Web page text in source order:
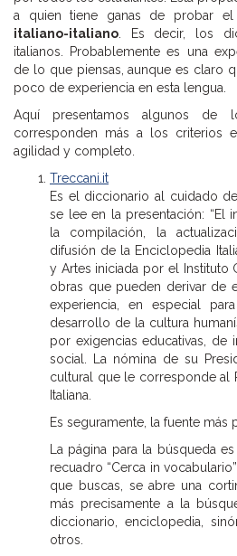
a quien tiene ganas de probar
italiano-italiano . Es decir, los
italianos. Probablemente es una
de lo que piensas, aunque es claro
poco de experiencia en esta lengua.
Aquí presentamos algunos de
corresponden más a los criterios
agilidad y completo.
Treccani.it
Es el diccionario al cuidado
se lee en la presentación: “El
la compilación, la
difusión de la Enciclopedia
y Artes iniciada por el Instituto
obras que pueden derivar de
experiencia, en especial
desarrollo de la cultura
por exigencias educativas, de
social. La nómina de su
cultural que le corresponde al
Italiana.
Es seguramente, la fuente más
La página para la búsqueda
recuadro “Cerca in
que buscas, se abre una
más precisamente a la
diccionario, enciclopedia,
otros.